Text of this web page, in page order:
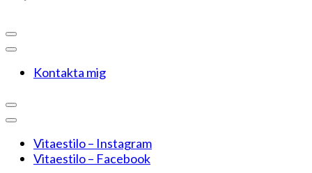
Kontakta mig
Vitaestilo – Instagram
Vitaestilo – Facebook